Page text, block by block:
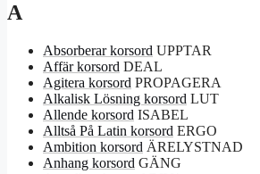
A
Absorberar korsord UPPTAR
Affär korsord DEAL
Agitera korsord PROPAGERA
Alkalisk Lösning korsord LUT
Allende korsord ISABEL
Alltså På Latin korsord ERGO
Ambition korsord ÄRELYSTNAD
Anhang korsord GÄNG